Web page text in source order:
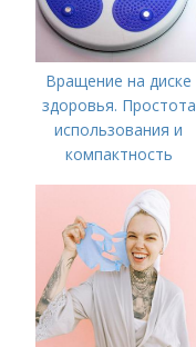
Вращение на диске
здоровья. Простота
использования и
компактность